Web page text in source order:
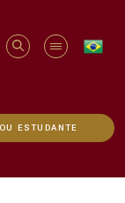
ESTUDANTE